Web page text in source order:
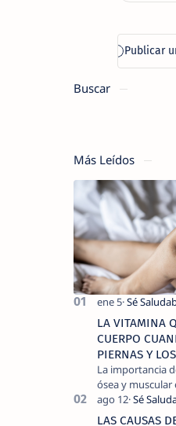
Buscar
Más Leídos
LA VITAMINA
CUERPO
PIERNAS Y
La importancia
ósea y
llevar una vida
cuando
LAS CAUSAS